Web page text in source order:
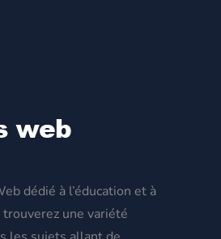
dédié à l’éducation et à
trouverez une variété